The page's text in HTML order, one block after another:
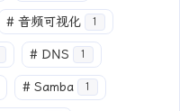
# 音频可视化 1
# DNS 1
# Samba 1